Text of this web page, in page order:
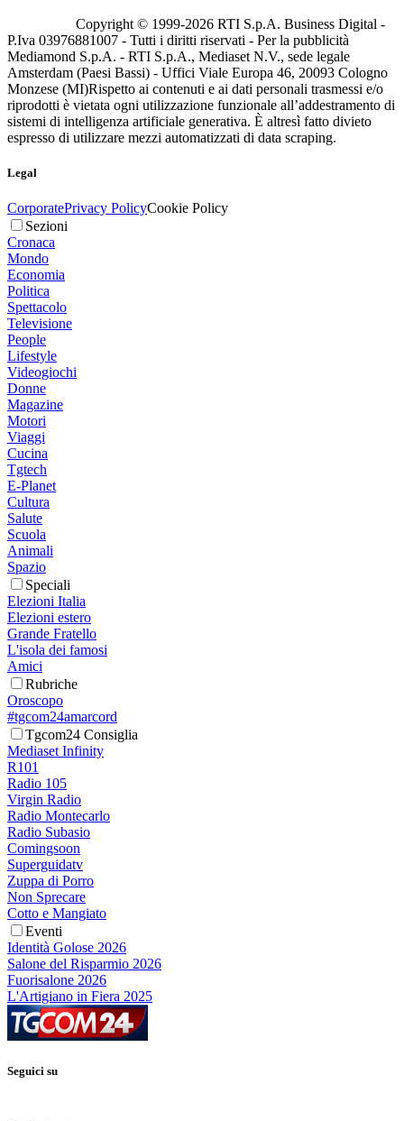
Copyright © 1999-2026 RTI S.p.A. Business Digital -
P.Iva 03976881007 - Tutti i diritti riservati - Per la pubblicità
Mediamond S.p.A. - RTI S.p.A., Mediaset N.V., sede legale
Amsterdam (Paesi Bassi) - Uffici Viale Europa 46, 20093 Cologno
Monzese (MI)Rispetto ai contenuti e ai dati personali trasmessi e/o
riprodotti è vietata ogni utilizzazione funzionale all’addestramento di
sistemi di intelligenza artificiale generativa. È altresì fatto divieto
espresso di utilizzare mezzi automatizzati di data scraping.
Legal
CorporatePrivacy PolicyCookie Policy
Sezioni
Cronaca
Mondo
Economia
Politica
Spettacolo
Televisione
People
Lifestyle
Videogiochi
Donne
Magazine
Motori
Viaggi
Cucina
Tgtech
E-Planet
Cultura
Salute
Scuola
Animali
Spazio
Speciali
Elezioni Italia
Elezioni estero
Grande Fratello
L'isola dei famosi
Amici
Rubriche
Oroscopo
#tgcom24amarcord
Tgcom24 Consiglia
Mediaset Infinity
R101
Radio 105
Virgin Radio
Radio Montecarlo
Radio Subasio
Comingsoon
Superguidatv
Zuppa di Porro
Non Sprecare
Cotto e Mangiato
Eventi
Identità Golose 2026
Salone del Risparmio 2026
Fuorisalone 2026
L'Artigiano in Fiera 2025
Seguici su